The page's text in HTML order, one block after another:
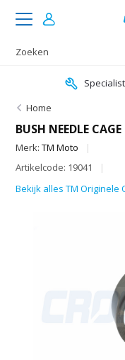
Home
BUSH NEEDLE
Merk:TM Moto
Artikelcode: 19041
Bekijk alles TM Originele